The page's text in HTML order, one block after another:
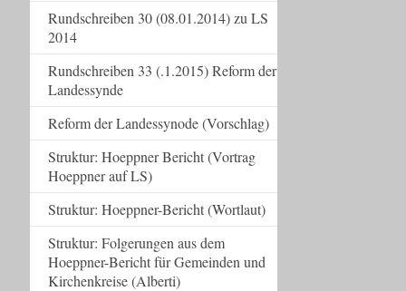
Rundschreiben 30 (08.01.2014) zu LS
2014
Rundschreiben 33 (.1.2015) Reform der
Landessynde
Reform der Landessynode (Vorschlag)
Struktur: Hoeppner Bericht (Vortrag
Hoeppner auf LS)
Struktur: Hoeppner-Bericht (Wortlaut)
Struktur: Folgerungen aus dem
Hoeppner-Bericht für Gemeinden und
Kirchenkreise (Alberti)